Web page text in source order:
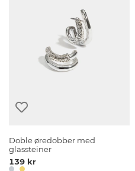
Doble øredobber med
glassteiner
139 kr